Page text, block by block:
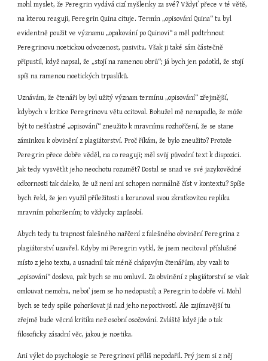
mohl myslet, že Peregrin vydává cizí myšlenky za své? Vždyť přece v té větě,
na kterou reaguji, Peregrin Quina cituje. Termín „opisování Quina“ tu byl
evidentně použit ve významu „opakování po Quinovi“ a měl podtrhnout
Peregrinovu noetickou odvozenost, pasivitu. Však ji také sám částečně
připustil, když napsal, že „stojí na ramenou obrů“; já bych jen podotkl, že stojí
spíš na ramenou noetických trpaslíků.
Uznávám, že čtenáři by byl užitý význam termínu „opisování“ zřejmější,
kdybych v kritice Peregrinovu větu ocitoval. Bohužel mě nenapadlo, že může
být to nešťastné „opisování“ zneužito k mravnímu rozhořčení, že se stane
záminkou k obvinění z plagiátorství. Proč říkám, že bylo zneužito? Protože
Peregrin přece dobře věděl, na co reaguji; měl svůj původní text k dispozici.
Jak tedy vysvětlit jeho neochotu rozumět? Dostal se snad ve své jazykovědné
odbornosti tak daleko, že už není ani schopen normálně číst v kontextu? Spíše
bych řekl, že jen využil příležitosti a korunoval svou zkratkovitou repliku
mravním pohoršením; to vždycky zapůsobí.
Abych tedy tu trapnost falešného nařčení z falešného obvinění Peregrina z
plagiátorství uzavřel. Kdyby mi Peregrin vytkl, že jsem necitoval příslušné
místo z jeho textu, a usnadnil tak méně chápavým čtenářům, aby vzali to
„opisování“ doslova, pak bych se mu omluvil. Za obvinění z plagiátorství se však
omlouvat nemohu, neboť jsem se ho nedopustil; a Peregrin to dobře ví. Mohl
bych se tedy spíše pohoršovat já nad jeho nepoctivostí. Ale zajímavější tu
zřejmě bude věcná kritika než osobní osočování. Zvláště když jde o tak
filosoficky zásadní věc, jakou je noetika.
Ani výlet do psychologie se Peregrinovi příliš nepodařil. Prý jsem si z něj